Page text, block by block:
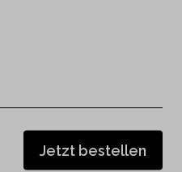
Jetzt bestellen